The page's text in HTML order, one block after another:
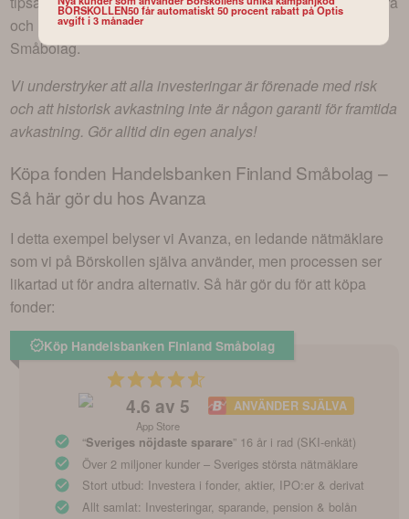
och handla fondandelar i
Småbolag.
Vi understryker att alla investeringar är förenade med risk
och att historisk avkastning inte är någon garanti för framtida
avkastning. Gör alltid din egen analys!
Köpa fonden Handelsbanken Finland Småbolag –
Så här gör du hos Avanza
I detta exempel belyser vi Avanza, en ledande nätmäklare
som vi på Börskollen själva använder, men processen ser
likartad ut för andra alternativ. Så här gör du för att köpa
fonder:
Köp Handelsbanken Finland Småbolag
4.6 av 5
App Store
ANVÄNDER SJÄLVA
“Sveriges nöjdaste sparare” 16 år i rad (SKI-enkät)
Över 2 miljoner kunder – Sveriges största nätmäklare
Stort utbud: Investera i fonder, aktier, IPO:er & derivat
Allt samlat: Investeringar, sparande, pension & bolån
BORSKOLLEN50 får automatiskt 50 procent rabatt på Optis
avgift i 3 månader